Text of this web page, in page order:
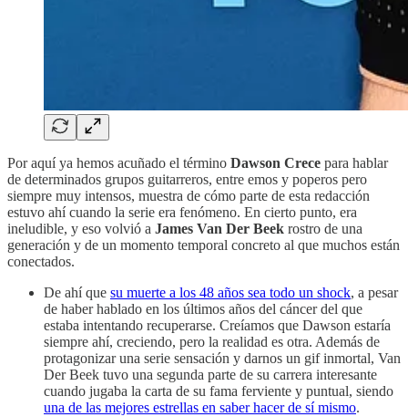
Por aquí ya hemos acuñado el término Dawson Crece para hablar
de determinados grupos guitarreros, entre emos y poperos pero
siempre muy intensos, muestra de cómo parte de esta redacción
estuvo ahí cuando la serie era fenómeno. En cierto punto, era
ineludible, y eso volvió a James Van Der Beek rostro de una
generación y de un momento temporal concreto al que muchos están
conectados.
De ahí que su muerte a los 48 años sea todo un shock, a pesar
de haber hablado en los últimos años del cáncer del que
estaba intentando recuperarse. Creíamos que Dawson estaría
siempre ahí, creciendo, pero la realidad es otra. Además de
protagonizar una serie sensación y darnos un gif inmortal, Van
Der Beek tuvo una segunda parte de su carrera interesante
cuando jugaba la carta de su fama ferviente y puntual, siendo
una de las mejores estrellas en saber hacer de sí mismo.